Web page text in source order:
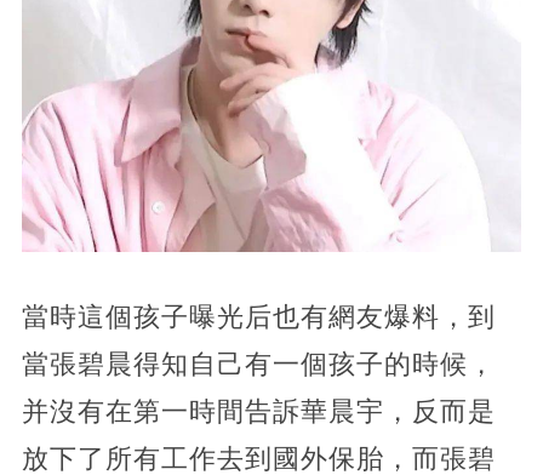
當時這個孩子曝光后也有網友爆料，到
當張碧晨得知自己有一個孩子的時候，
并沒有在第一時間告訴華晨宇，反而是
放下了所有工作去到國外保胎，而張碧